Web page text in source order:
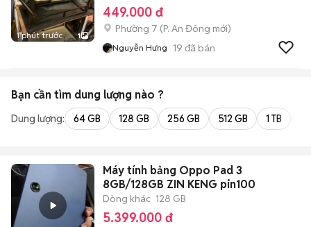
1 phút trước 1
449.000 đ
Phường 7 (P. An Đông mới)
Nguyễn Hưng 19 đã bán
Bạn cần tìm dung lượng nào ?
Dung lượng: 64 GB 128 GB 256 GB 512 GB 1 TB
Máy tính bảng Oppo Pad 3
8GB/128GB ZIN KENG pin100
Dòng khác 128 GB
5.399.000 đ